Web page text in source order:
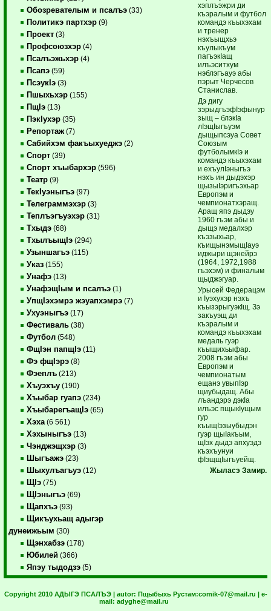
Обозревателым и псалъэ (33)
Политикэ партхэр (9)
Проект (3)
Профсоюзхэр (4)
Псалъэжьхэр (4)
Псапэ (59)
ПсэукIэ (3)
Пшыхьхэр (155)
ПщIэ (13)
ПэкIухэр (35)
Репортаж (7)
Сабийхэм факъыхуеджэ (2)
Спорт (39)
Спорт хъыбархэр (596)
Театр (9)
ТекIуэныгъэ (97)
Телеграммэхэр (3)
Теплъэгъуэхэр (31)
Тхыдэ (68)
ТхылъыщIэ (294)
Узыншагъэ (115)
Указ (155)
Унафэ (13)
УнафэщIым и псалъэ (1)
УпщIэхэмрэ жэуапхэмрэ (7)
Ухуэныгъэ (17)
Фестиваль (38)
Футбол (548)
ФщIэн папщIэ (11)
Фэ фщIэрэ (8)
Фэеплъ (213)
Хъуэхъу (190)
Хъыбар гуапэ (234)
ХъыбарегъащIэ (65)
Хэха (6 561)
Хэхыныгъэ (13)
Чэнджэщхэр (3)
Шыгъажэ (23)
Шыхулъагъуэ (12)
ЩIэ (75)
ЩIэныгъэ (69)
Щапхъэ (93)
Щикъухьащ адыгэр
дунеижьым (30)
Щэнхабзэ (178)
Юбилей (366)
Япэу тыдодзэ (5)
хэплъэжри ди
къэралым и футбол
командэ къыхэхам
и тренер
нэхъыщхьэ
къулыкъум
пагъэкIащ
илъэситхум
нэблэгъауэ абы
пэрыт Черчесов
Станислав.
Дэ дигу
зэрыдгъэфIэфынур
зыщ – блэкIа
лIэщIыгъуэм
дыщыпсэуа Совет
Союзым
футболымкIэ и
командэ къыхэхам
и ехъулIэныгъэ
нэхъ ин дыдэхэр
щызыIэригъэхьар
Европэм и
чемпионатхэращ.
Аращ япэ дыдэу
1960 гъэм абы и
дыщэ медалхэр
къэзыхьар,
къищынэмыщIауэ
иджыри щэнейрэ
(1964, 1972,1988
гъэхэм) и финалым
щыджэгуар.
Урысей Федерацэм
и Iуэхухэр нэхъ
къызэрыгуэкIщ. Зэ
закъуэщ ди
къэралым и
командэ къыхэхам
медаль гуэр
къыщихьыфар.
2008 гъэм абы
Европэм и
чемпионатым
ещанэ увыпIэр
щиубыдащ. Абы
лъандэрэ дэкIа
илъэс пщыкIущым
гур
къыщIэзыубыдэн
гуэр щыIакъым,
щIэх дыдэ апхуэдэ
къэхъунуи
фIэщщIыгъуейщ.
Жыласэ Замир.
Copyright 2010 АДЫГЭ ПСАЛЪЭ | autor: Пщыбыхь Рустам:comik-07@mail.ru | e-
mail: adyghe@mail.ru